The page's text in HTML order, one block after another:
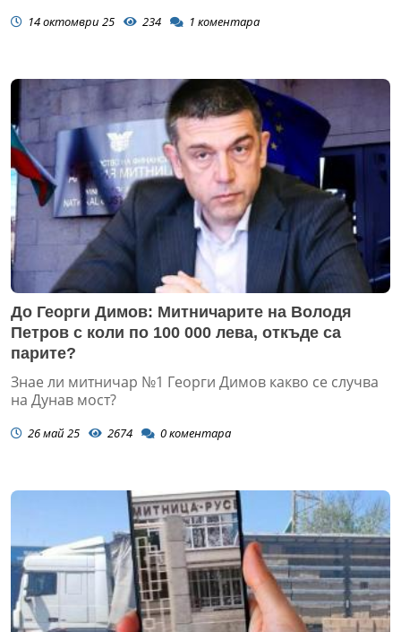
14 октомври 25 234 1 коментара
До Георги Димов: Митничарите на Володя
Петров с коли по 100 000 лева, откъде са
парите?
Знае ли митничар №1 Георги Димов какво се случва
на Дунав мост?
26 май 25 2674 0коментара